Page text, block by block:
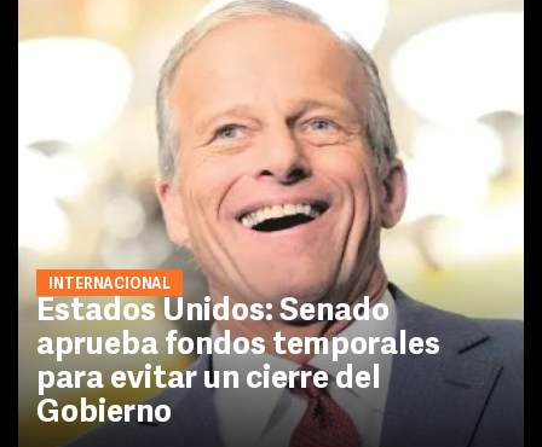
INTERNACIONAL
Estados Unidos: Senado
aprueba fondos temporales
para evitar un cierre del
Gobierno